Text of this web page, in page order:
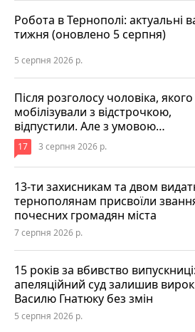
Робота в Тернополі: актуальні
тижня (оновлено 5 серпня)
5 серпня 2026 р.
Після розголосу чоловіка, якого
мобілізували з відстрочкою,
відпустили. Але з умовою…
17 3 серпня 2026 р.
13-ти захисникам та двом
тернополянам присвоїли
почесних громадян міста
7 серпня 2026 р.
15 років за вбивство випускниці:
апеляційний суд залишив вирок
Василю Гнатюку без змін
5 серпня 2026 р.